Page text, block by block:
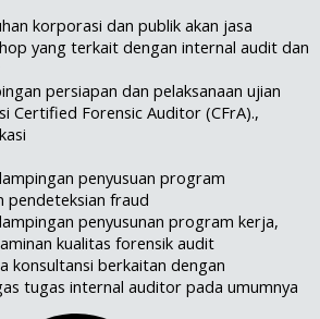
korporasi dan publik akan jasa
yang terkait dengan internal audit dan
persiapan dan pelaksanaan ujian
Certified Forensic Auditor (CFrA).,
penyusuan program
pendeteksian fraud
penyusunan program kerja,
kualitas forensik audit
konsultansi berkaitan dengan
tugas internal auditor pada umumnya